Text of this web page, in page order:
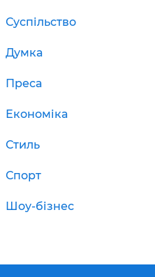
Суспільство
Думка
Преса
Економіка
Стиль
Спорт
Шоу-бізнес